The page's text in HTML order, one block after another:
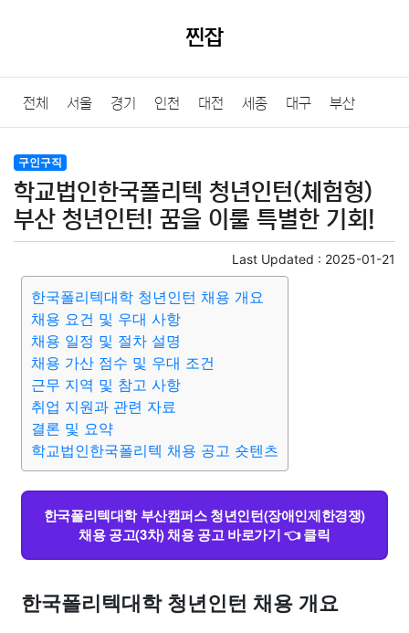
찐잡
전체 서울 경기 인천 대전 세종 대구 부산
울산
전남 제주
구인구직
학교법인한국폴리텍 청년인턴(체험형)
부산 청년인턴! 꿈을 이룰 특별한 기회!
Last Updated : 2025-01-21
한국폴리텍대학 청년인턴 채용 개요
채용 요건 및 우대 사항
채용 일정 및 절차 설명
채용 가산 점수 및 우대 조건
근무 지역 및 참고 사항
취업 지원과 관련 자료
결론 및 요약
학교법인한국폴리텍 채용 공고 숏텐츠
한국폴리텍대학 부산캠퍼스 청년인턴(장애인제한경쟁)
채용 공고(3차) 채용 공고 바로가기 👈 클릭
한국폴리텍대학 청년인턴 채용 개요